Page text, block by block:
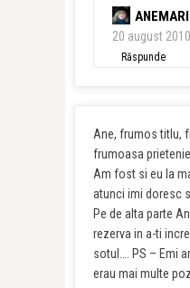
ANEMARI
20 august
Răspunde
Ane, frumos titlu,
frumoasa
Am fost si eu la
atunci imi doresc
Pe de alta parte
rezerva in a-ti
sotul…. PS – Emi
erau mai multe